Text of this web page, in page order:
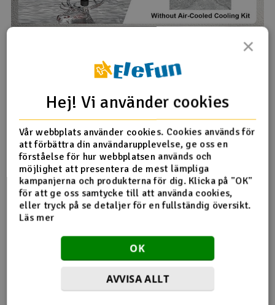
×
Hej! Vi använder cookies
Vår webbplats använder cookies. Cookies används för
att förbättra din användarupplevelse, ge oss en
förståelse för hur webbplatsen används och
möjlighet att presentera de mest lämpliga
kampanjerna och produkterna för dig. Klicka på "OK"
för att ge oss samtycke till att använda cookies,
eller tryck på se detaljer för en fullständig översikt.
Läs mer
OK
AVVISA ALLT